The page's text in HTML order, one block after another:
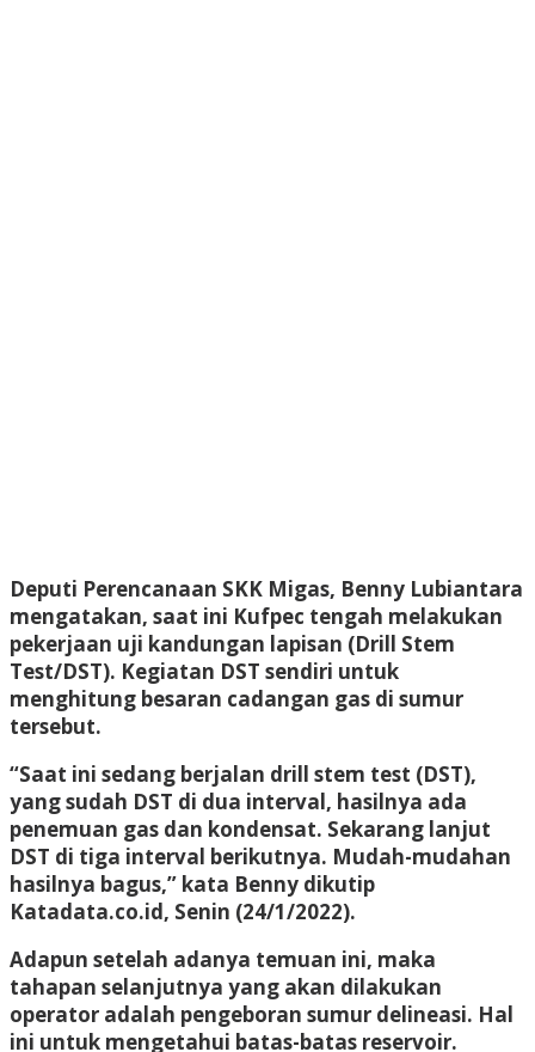
Deputi Perencanaan SKK Migas, Benny Lubiantara
mengatakan, saat ini Kufpec tengah melakukan
pekerjaan uji kandungan lapisan (Drill Stem
Test/DST). Kegiatan DST sendiri untuk
menghitung besaran cadangan gas di sumur
tersebut.
“Saat ini sedang berjalan drill stem test (DST),
yang sudah DST di dua interval, hasilnya ada
penemuan gas dan kondensat. Sekarang lanjut
DST di tiga interval berikutnya. Mudah-mudahan
hasilnya bagus,” kata Benny dikutip
Katadata.co.id, Senin (24/1/2022).
Adapun setelah adanya temuan ini, maka
tahapan selanjutnya yang akan dilakukan
operator adalah pengeboran sumur delineasi. Hal
ini untuk mengetahui batas-batas reservoir.